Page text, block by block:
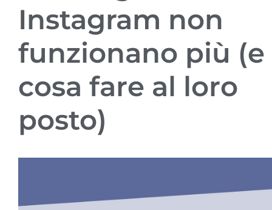
Instagram non
funzionano più (e
cosa fare al loro
posto)